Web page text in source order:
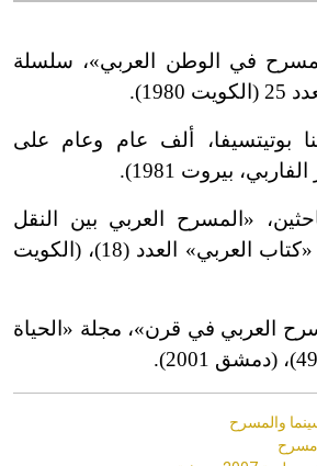
في الوطن العربي»، سلسلة
بوتيتسيفا، ألف عام وعام على
بيروت 1981).
«المسرح العربي بين النقل
والتأصيل»، سلسلة «كتاب العربي» العدد (18)، (الكويت
العربي في قرن»، مجلة «الحياة
والمسرح